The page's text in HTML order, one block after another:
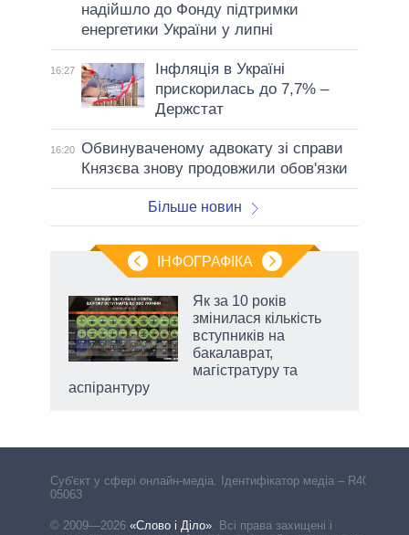
надійшло до Фонду підтримки
енергетики України у липні
16:27
Інфляція в Україні
прискорилась до 7,7% –
Держстат
16:20 Обвинуваченому адвокату зі справи
Князєва знову продовжили обов'язки
Більше новин
ІНФОГРАФІКА
Як за 10 років
змінилася кількість
вступників на
бакалаврат,
магістратуру та
аспірантуру
Cуб'єкт у сфері онлайн-медіа. Ідентифікатор медіа – R40-
05063
© 2009—2026 «Слово і Діло». Всі права захищені і